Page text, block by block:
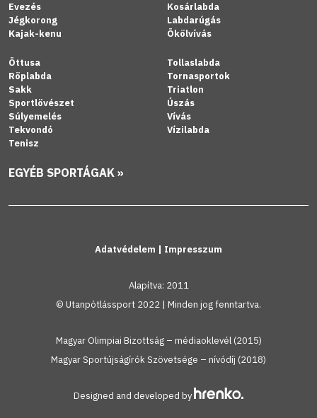
Evezés
Jégkorong
Kajak-kenu
Kosárlabda
Labdarúgás
Ökölvívás
Öttusa
Röplabda
Sakk
Sportlövészet
Súlyemelés
Tekvondó
Tenisz
Tollaslabda
Tornasportok
Triatlon
Úszás
Vívás
Vízilabda
EGYÉB SPORTÁGAK »
Adatvédelem | Impresszum
Alapítva: 2011
© Utanpótlássport 2022 | Minden jog fenntartva.
Magyar Olimpiai Bizottság – médiaoklevél (2015)
Magyar Sportújságírók Szövetsége – nívódíj (2018)
Designed and developed by